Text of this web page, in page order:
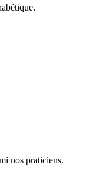
nos praticiens.